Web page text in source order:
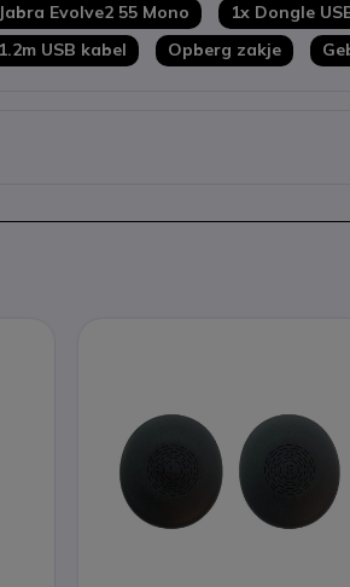
Evolve2 55 Mono
1x Dongle
USB kabel
Opberg zakje